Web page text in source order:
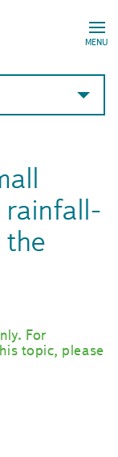
MENU
For
topic, please